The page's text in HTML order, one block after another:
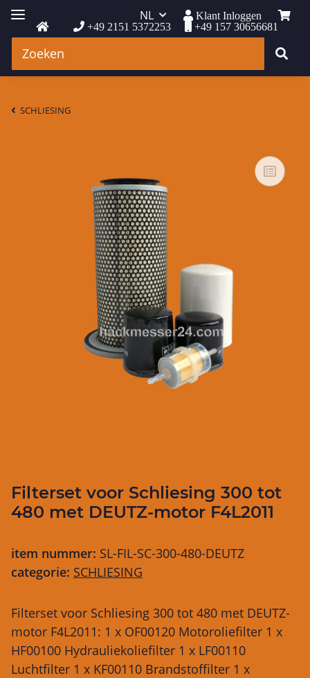
+49 2151 5372253 +49 157 30656681
NL Klant Inloggen
SCHLIESING
Filterset voor Schliesing 300 tot
480 met DEUTZ-motor F4L2011
item nummer: SL-FIL-SC-300-480-DEUTZ
categorie: SCHLIESING
Filterset voor Schliesing 300 tot 480 met DEUTZ-
motor F4L2011: 1 x OF00120 Motoroliefilter 1 x
HF00100 Hydrauliekoliefilter 1 x LF00110
Luchtfilter 1 x KF00110 Brandstoffilter 1 x